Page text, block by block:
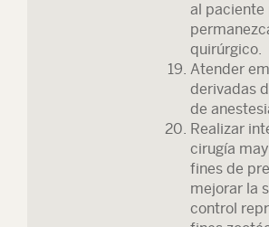
al paciente
quirúrgico.
Atender
derivadas
de
Realizar
cirugía
fines de
mejorar la
control